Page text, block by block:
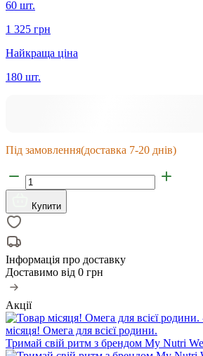
60 шт.
1 325 грн
Найкраща ціна
180 шт.
Під замовлення(доставка 7-20 днів)
Купити
Інформація про доставку
Доставимо від 0 грн
Акції
місяця! Омега для всієї родини.
Тримай свій ритм з брендом My Nutri